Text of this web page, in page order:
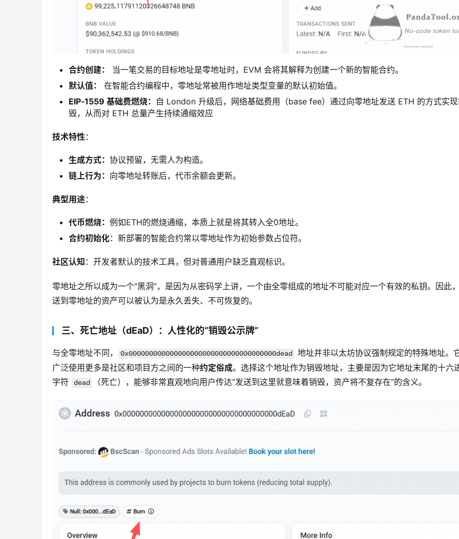
合约创建：
当一笔交易的目标地址是零地址时，EVM 会将其解释为创建一个新的智能合约。
默认值：
在智能合约编程中，零地址常被用作地址类型变量的默认初始值。
EIP‑1559 基础费燃烧： 自 London 升级后，网络基础费用（base fee）通过向零地址发送 ETH 的方式实
毁，从而对 ETH 总量产生持续通缩效应​
技术特性 ：
生成方式： 协议预留，无需人为构造。
链上行为： 向零地址转账后，代币余额会更新。
典型用途：
代币燃烧： 例如ETH的燃烧通缩，本质上就是将其转入全0地址。
合约初始化：新部署的智能合约常以零地址作为初始参数占位符。
社区认知 ：开发者默认的技术工具，但对普通用户缺乏直观标识。
零地址之所以成为一个“黑洞”，是因为从密码学上讲，一个由全零组成的地址不可能对应一个有效的私钥。因此
送到零地址的资产可以被认为是永久丢失、不可恢复的。
三、死亡地址（dEaD）：人性化的“销毁公示牌”
与全零地址不同， 0x000000000000000000000000000000000000dead
地址并非以太坊协议强制规定的特殊地址。
广泛使用更多是社区和项目方之间的一种约定俗成。选择这个地址作为销毁地址，主要是因为它地址末尾的十六
字符
dead （死亡），能够非常直观地向用户传达“发送到这里就意味着销毁，资产将不复存在”的含义。